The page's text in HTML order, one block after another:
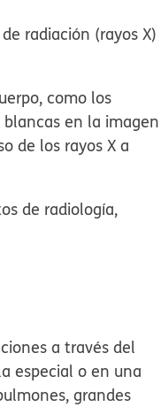
radiación (rayos X)
como los
blancas en la imagen
de los rayos X a
de radiología,
a través del
especial o en una
grandes